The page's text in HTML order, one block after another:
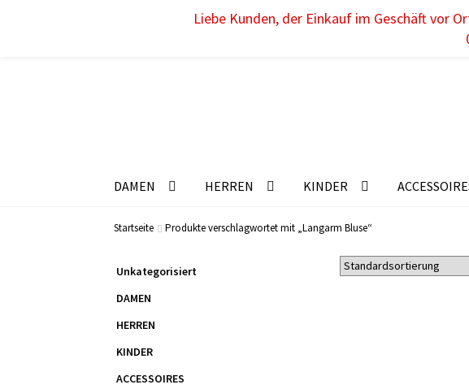
DAMEN HERREN KINDER
Startseite Produkte verschlagwortet mit „Langarm Bluse“
Unkategorisiert
DAMEN
HERREN
KINDER
ACCESSOIRES
Liebe Kunden, der Einkauf im Geschäft vor